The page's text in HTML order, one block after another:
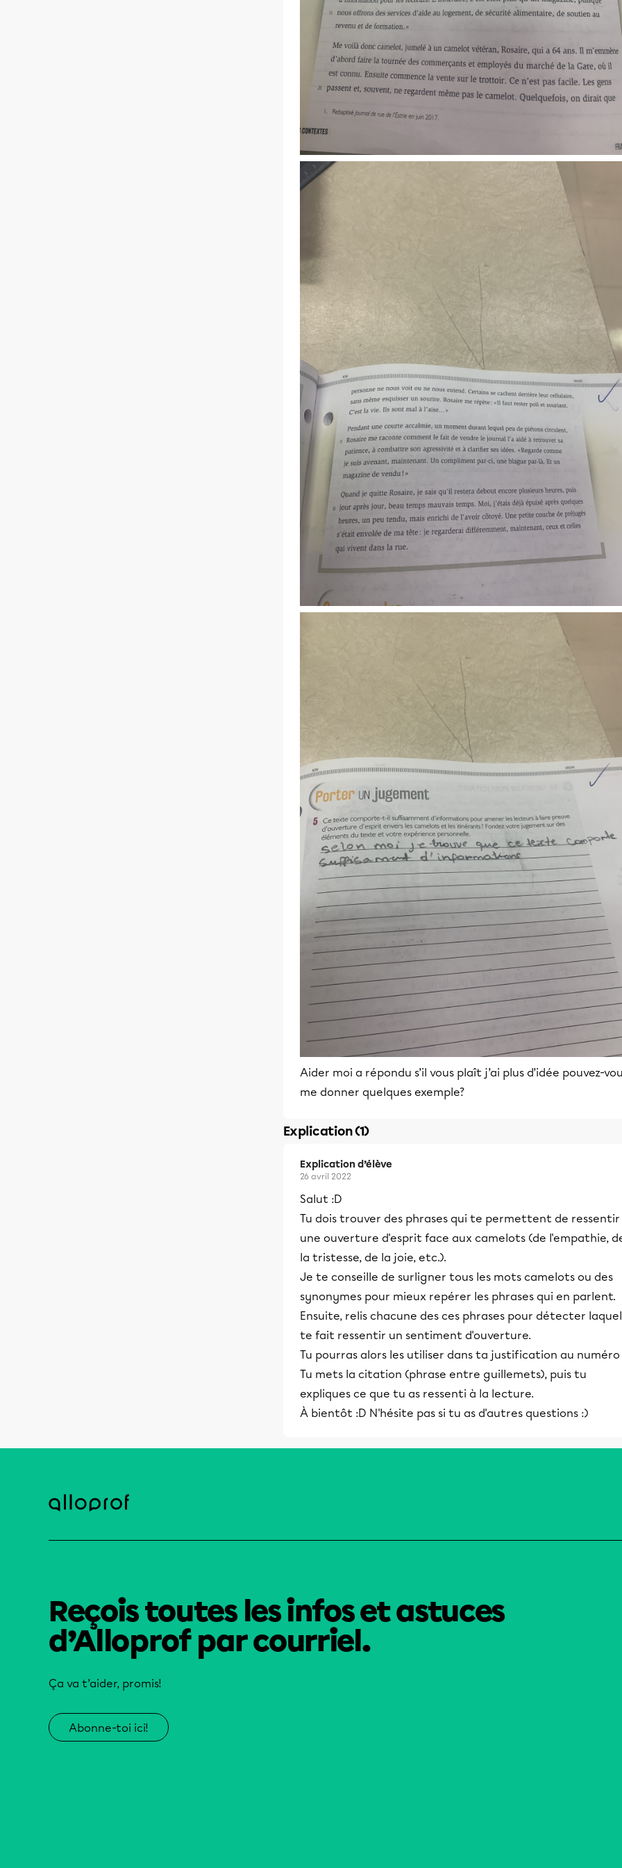
Aider moi a répondu s’il vous plaît j’ai plus d’idée pouvez-
me donner quelques exemple?
Explication (1)
Explication d’élève
26 avril 2022
Salut :D
Tu dois trouver des phrases qui te permettent de ressentir
une ouverture d'esprit face aux camelots (de l'empathie,
la tristesse, de la joie, etc.).
Je te conseille de surligner tous les mots camelots ou des
synonymes pour mieux repérer les phrases qui en parlent.
Ensuite, relis chacune des ces phrases pour détecter
te fait ressentir un sentiment d'ouverture.
Tu pourras alors les utiliser dans ta justification au numéro
Tu mets la citation (phrase entre guillemets), puis tu
expliques ce que tu as ressenti à la lecture.
À bientôt :D N'hésite pas si tu as d'autres questions :)
Reçois toutes les infos et astuces
d’Alloprof par courriel.
Ça va t’aider, promis!
Abonne-toi ici!